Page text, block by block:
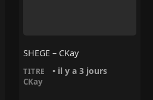
SHEGE – CKay
TITRE • il y a 3 jours
CKay